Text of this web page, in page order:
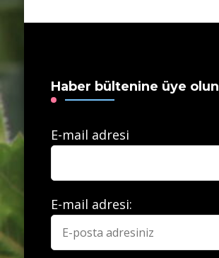
Haber bültenine üye olun
E-mail adresi
E-mail adresi: